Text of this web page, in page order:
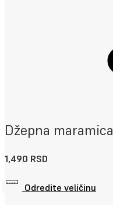
Džepna maramica
1,490 RSD
Odredite veličinu